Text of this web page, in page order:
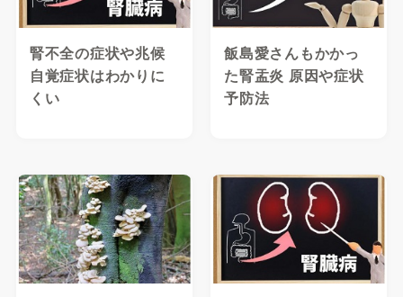
腎不全の症状や兆候
自覚症状はわかりに
くい
飯島愛さんもかかっ
た腎盂炎 原因や症状
予防法